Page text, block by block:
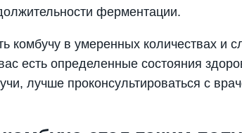
ферментации.
комбучу в умеренных количествах и
есть определенные состояния
лучше проконсультироваться с